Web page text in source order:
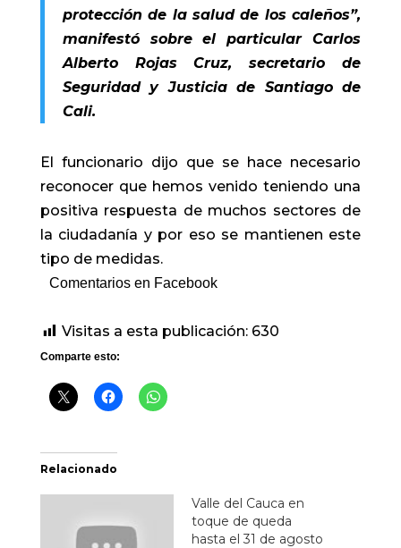
protección de la salud de los caleños”,
manifestó sobre el particular Carlos
Alberto Rojas Cruz, secretario de
Seguridad y Justicia de Santiago de
Cali.
El funcionario dijo que se hace necesario
reconocer que hemos venido teniendo una
positiva respuesta de muchos sectores de
la ciudadanía y por eso se mantienen este
tipo de medidas.
Comentarios en Facebook
Visitas a esta publicación: 630
Comparte esto:
Relacionado
Valle del Cauca en
toque de queda
hasta el 31 de agosto